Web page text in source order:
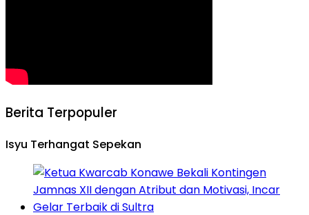
Berita Terpopuler
Isyu Terhangat Sepekan